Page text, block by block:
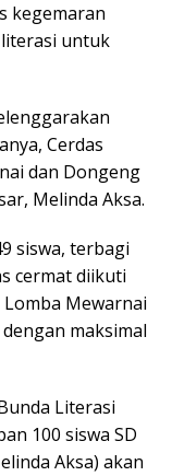
kegemaran
untuk
Cerdas
dan Dongeng
Melinda Aksa.
siswa, terbagi
cermat diikuti
Mewarnai
maksimal
Literasi
100 siswa SD
Aksa) akan